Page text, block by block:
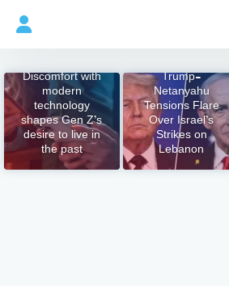
Trump-
Netanyahu
Tensions Flare
Over Israel’s
Strikes on
Lebanon
Discomfort with
modern
technology
shapes Gen Z’s
desire to live in
the past